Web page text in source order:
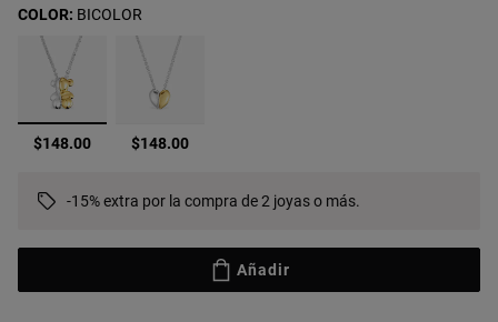
seleccionado
$148.00 $148.00
COLOR: BICOLOR
-15% extra por la compra de 2 joyas o más.
Añadir